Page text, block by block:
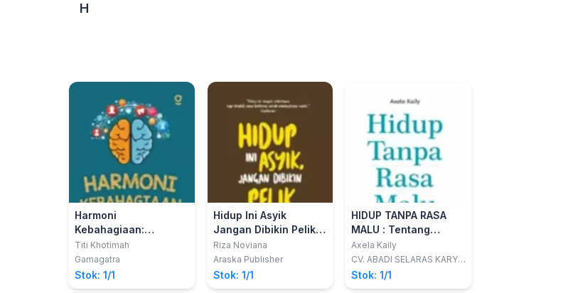
H
Harmoni
Kebahagiaan:
Menemukan
Keseimbangan melalui
Perilaku Sopan
Santun
Titi Khotimah
Gamagatra
Stok: 1/1
Hidup Ini Asyik
Jangan Dibikin Pelik :
Rahasia Berdamai
dengan Apapun yang
Terjadi Dalam Hidup
Riza Noviana
Araska Publisher
Stok: 1/1
HIDUP TANPA RASA
MALU : Tentang
Bagaimana
Meningkatkan
Kepercayaan Diri dan
Disukai Semua Orang
Axela Kaily
CV. ABADI SELARAS KARYA
(ARASKA)
Stok: 1/1